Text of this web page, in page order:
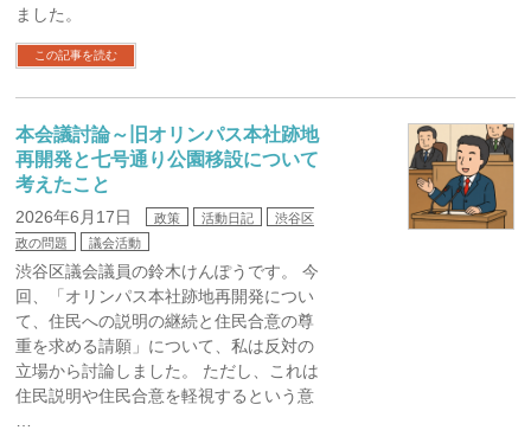
ました。
この記事を読む
本会議討論～旧オリンパス本社跡地
再開発と七号通り公園移設について
考えたこと
2026年6月17日 政策 活動日記
渋谷区
政の問題
議会活動
渋谷区議会議員の鈴木けんぽうです。 今
回、「オリンパス本社跡地再開発につい
て、住民への説明の継続と住民合意の尊
重を求める請願」について、私は反対の
立場から討論しました。 ただし、これは
住民説明や住民合意を軽視するという意